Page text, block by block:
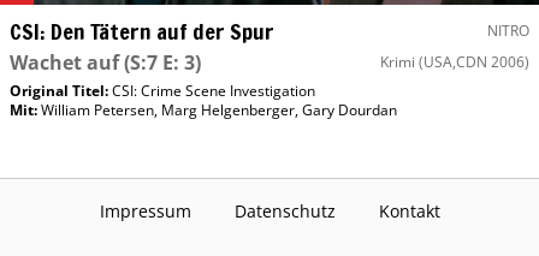
CSI: Den Tätern auf der Spur NITRO
Wachet auf(S:7 E: 3) Krimi (USA,CDN 2006)
Original Titel:CSI: Crime Scene Investigation
Mit:William Petersen, Marg Helgenberger,Gary Dourdan
Impressum Datenschutz Kontakt